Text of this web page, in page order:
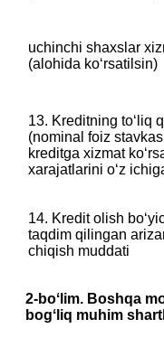
uchinchi shaxslar
(alohida koʻrsatilsin)
13. Kreditning toʻliq
‎(nominal foiz
kreditga xizmat
xarajatlarini oʻz
14. Kredit olish
taqdim qilingan
chiqish muddati
2-boʻlim. Boshqa
bogʻliq muhim